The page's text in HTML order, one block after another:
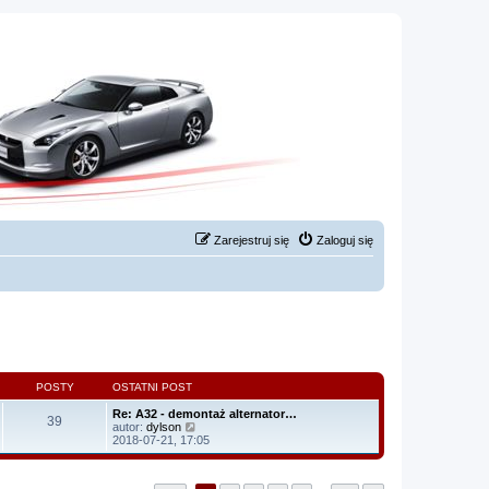
Zaloguj się
Zarejestruj się
POSTY OSTATNI POST
39
Re: A32 - demontaż alternator…
autor: dylson
y
ś
2018-07-21, 17:05